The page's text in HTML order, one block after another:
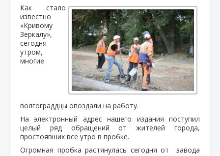
Как стало
известно
«Кривому
Зеркалу»,
сегодня
утром,
многие
волгограддцы опоздали на работу.
На электронный адрес нашего издания поступил
целый ряд обращений от жителей города,
простоявших все утро в пробке.
Огромная пробка растянулась сегодня от завода